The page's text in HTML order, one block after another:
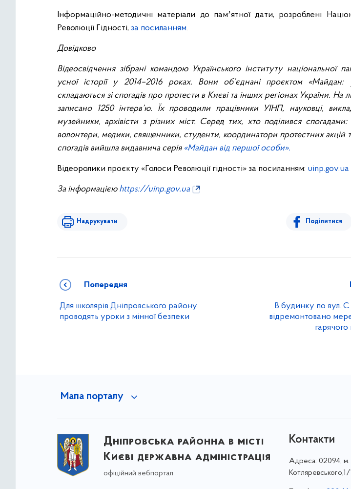
Інформаційно-методичні матеріали до памʼятної дати, розроблені
Революції Гідності, за посиланням.
Довідково
Відеосвідчення зібрані командою Українського інституту національної
усної історії у 2014–2016 роках. Вони об’єднані проєктом «Майдан:
складаються зі спогадів про протести в Києві та інших регіонах України. На
записано 1250 інтерв’ю. Їх проводили працівники УІНП, науковці,
музейники, архівісти з різних міст. Серед тих, хто поділився спогадами:
волонтери, медики, священники, студенти, координатори протестних акцій
спогадів вийшла видавнича серія «Майдан від першої особи».
Відеоролики проєкту «Голоси Революції гідності» за посиланням: uinp.gov.ua
За інформацією https://uinp.gov.ua
Надрукувати Поділитися
Попередня
Для школярів Дніпровського району
проводять уроки з мінної безпеки
В будинку по вул.
відремонтовано
Мапа порталу
Дніпровська районна в місті
Києві державна адміністрація
офіційний вебпортал
Контакти
Адреса: 02094, м.
Котляревського,1/